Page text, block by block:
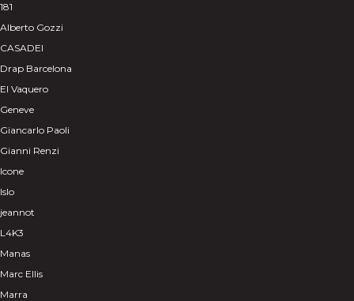
181
Alberto Gozzi
CASADEI
Drap Barcelona
El Vaquero
Geneve
Giancarlo Paoli
Gianni Renzi
Icone
Islo
jeannot
L4K3
Manas
Marc Ellis
Marra